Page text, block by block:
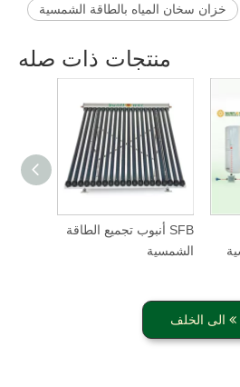
خزان سخان المياه بالطاقة الشمسية
منتجات ذات صله
SFB أنبوب تجميع الطاقة
الشمسية
الى الخلف